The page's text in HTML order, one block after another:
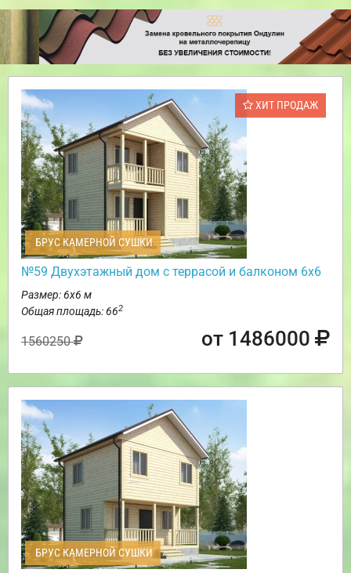
ХИТ ПРОДАЖ
БРУС КАМЕРНОЙ СУШКИ
№59 Двухэтажный дом с террасой и балконом 6х6
Размер: 6х6 м
Общая площадь: 662
1560250 от 1486000
БРУС КАМЕРНОЙ СУШКИ